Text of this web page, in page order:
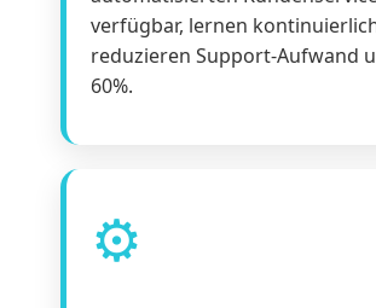
verfügbar, lernen
reduzieren Support-Aufwand
60%.
⚙️